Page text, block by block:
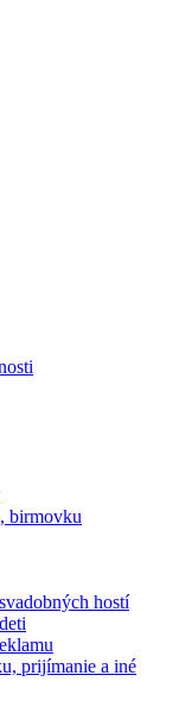
birmovku
hostí
prijímanie a iné